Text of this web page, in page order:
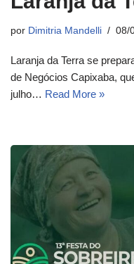
por Dimitria Mandelli 08/
Laranja da Terra se
de Negócios Capixaba,
julho… Read More »